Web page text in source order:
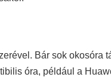
Bár sok okosóra
óra, például a